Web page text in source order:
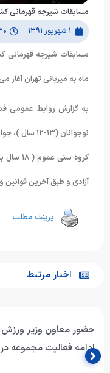
مسابقات شیرجه قهرمانی
ماه به میزبانی تهران آغاز
آزادی و طبق آخرین قوانین
پرینت مطلب
اخبار مرتبط
حضور معاون وزیر ورزش
ادامه فعالیت مجموعه